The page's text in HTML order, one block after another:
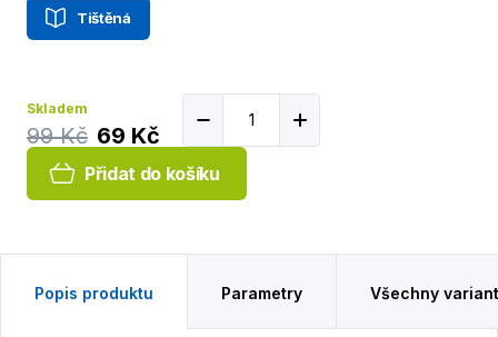
Tištěná
Skladem
99 Kč 69 Kč
Přidat do košíku
Popis produktu Parametry Všechny